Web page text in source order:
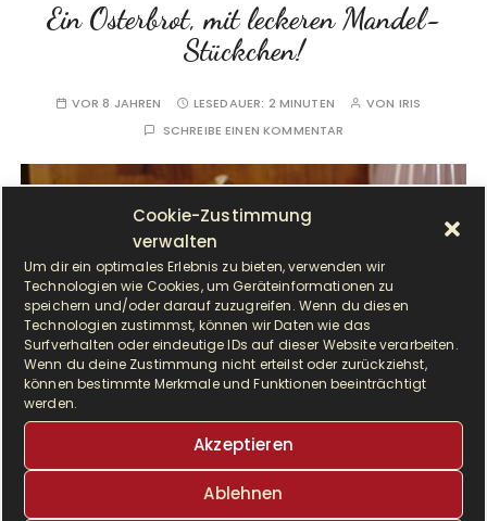
Cookie-Zustimmung
verwalten
Um dir ein optimales Erlebnis zu bieten, verwenden wir
Technologien wie Cookies, um Geräteinformationen zu
speichern und/oder darauf zuzugreifen. Wenn du diesen
Technologien zustimmst, können wir Daten wie das
Surfverhalten oder eindeutige IDs auf dieser Website verarbeiten.
Wenn du deine Zustimmung nicht erteilst oder zurückziehst,
können bestimmte Merkmale und Funktionen beeinträchtigt
werden.
Akzeptieren
Ablehnen
Ein Osterbrot, mit leckeren Mandel-
Stückchen!
VOR 8 JAHREN LESEDAUER: 2 MINUTEN VON IRIS
SCHREIBE EINEN KOMMENTAR
um Rezept geht es hier Ja… wie freue ich mich